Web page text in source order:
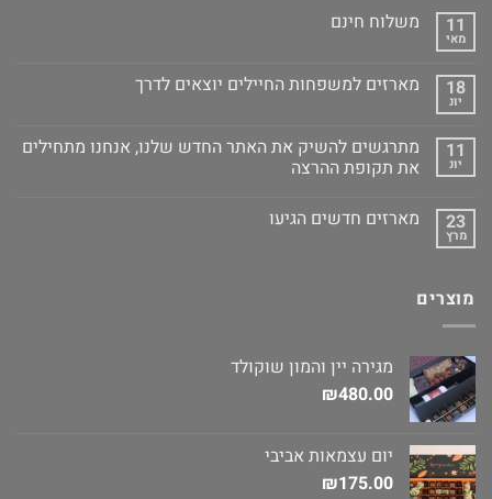
11
מאי
משלוח חינם
18
יונ
מארזים למשפחות החיילים יוצאים לדרך
11
יונ
מתרגשים להשיק את האתר החדש שלנו, אנחנו מתחילים
את תקופת ההרצה
23
מרץ
מארזים חדשים הגיעו
מוצרים
מגירה יין והמון שוקולד
₪480.00
יום עצמאות אביבי
₪175.00